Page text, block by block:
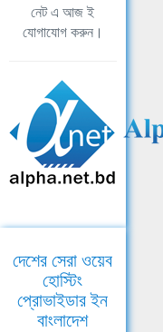
নেট এ আজ ই
যোগাযোগ করুন।
দেশের সেরা ওয়েব
হোস্টিং
প্রোভাইডার ইন
বাংলাদেশ